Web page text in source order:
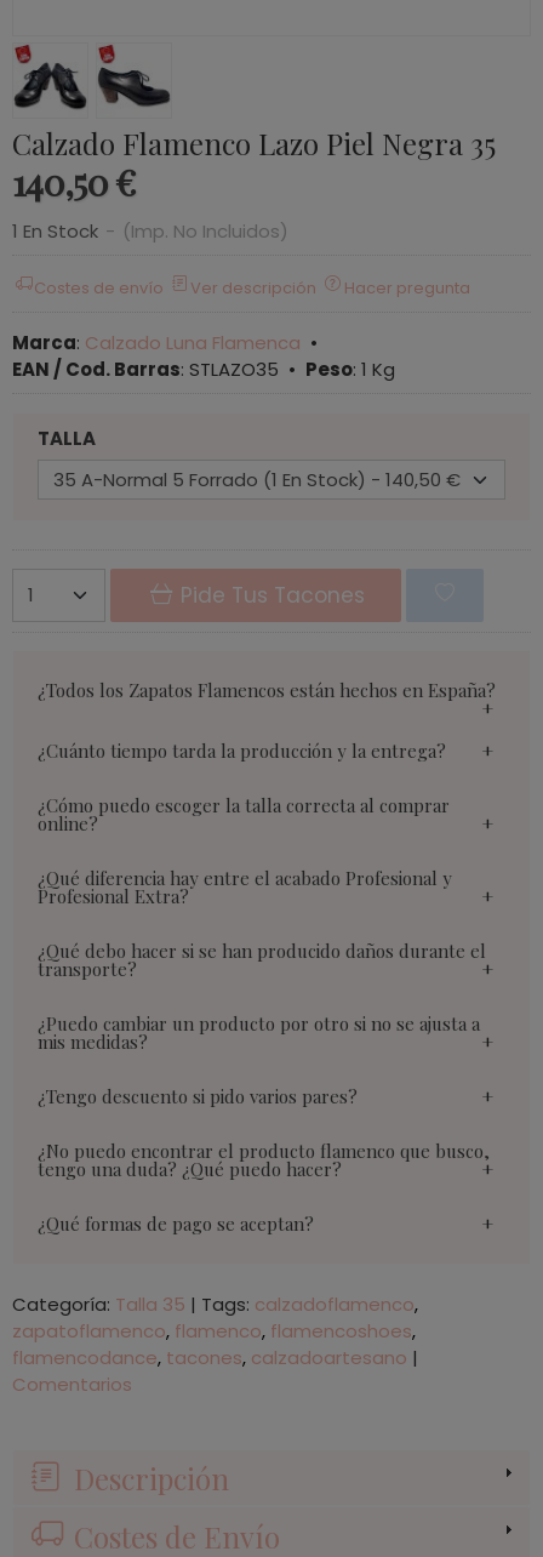
Calzado Flamenco Lazo Piel Negra 35
140,50 €
1 En Stock - (Imp. No Incluidos)
Costes de envío Ver descripción Hacer pregunta
Marca: Calzado Luna Flamenca •
EAN / Cod. Barras: STLAZO35 • Peso: 1 Kg
TALLA
Pide Tus Tacones
¿Todos los Zapatos Flamencos están hechos en España?
¿Cuánto tiempo tarda la producción y la entrega?
¿Cómo puedo escoger la talla correcta al comprar
online?
¿Qué diferencia hay entre el acabado Profesional y
Profesional Extra?
¿Qué debo hacer si se han producido daños durante el
transporte?
¿Puedo cambiar un producto por otro si no se ajusta a
mis medidas?
¿Tengo descuento si pido varios pares?
¿No puedo encontrar el producto flamenco que busco,
tengo una duda? ¿Qué puedo hacer?
¿Qué formas de pago se aceptan?
Categoría: Talla 35 | Tags: calzadoflamenco
zapatoflamenco flamenco flamencoshoes
flamencodance tacones calzadoartesano |
Comentarios
Descripción
Costes de Envío